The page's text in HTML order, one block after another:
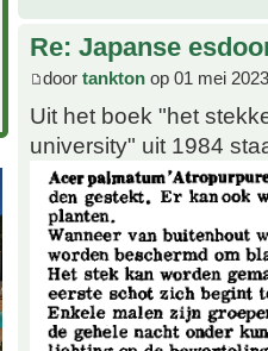
Re: Japanse
door tankton op 01 mei
Uit het boek "het
university" uit 1984